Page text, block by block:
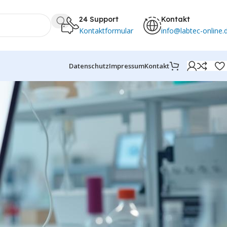
24 Support
Kontaktformular
Kontakt
info@labtec-
DatenschutzImpressumKontakt